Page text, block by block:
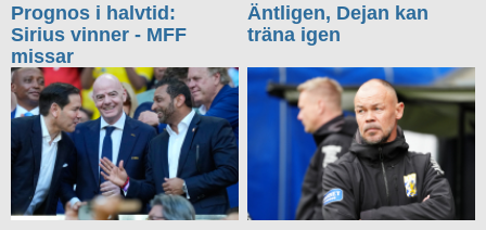
Prognos i halvtid:
Sirius vinner - MFF
missar
Äntligen, Dejan kan
träna igen